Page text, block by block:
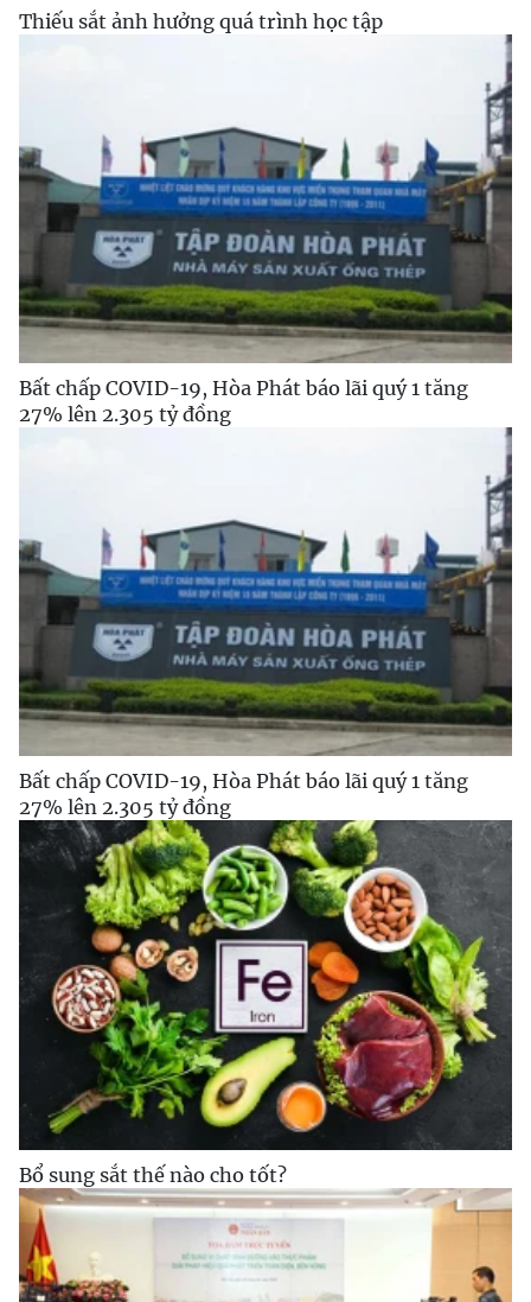
Thiếu sắt ảnh hưởng quá trình học tập
Bất chấp COVID-19, Hòa Phát báo lãi quý 1 tăng
27% lên 2.305 tỷ đồng
Bất chấp COVID-19, Hòa Phát báo lãi quý 1 tăng
27% lên 2.305 tỷ đồng
Bổ sung sắt thế nào cho tốt?